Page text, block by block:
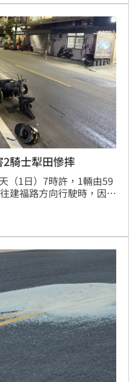
細事發原因及死因，仍待
騎士犁田慘摔
（1日）7時許，1輛由59
建福路方向行駛時，因沿
挫傷並無大礙，警方獲